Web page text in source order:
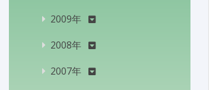
2009年
2008年
2007年